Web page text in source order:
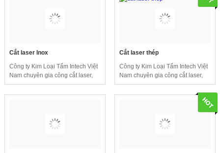
Cắt laser Inox
Công ty Kim Loại Tấm Intech Việt
Nam chuyên gia công cắt laser,
gia công kim loại tấm,... với độ
chính xác cao, đáp ứng nhu cầu
Cắt laser thép
Công ty Kim Loại Tấm Intech Việt
Nam chuyên gia công cắt laser,
gia công kim loại tấm,... với độ
chính xác cao, đáp ứng nhu cầu